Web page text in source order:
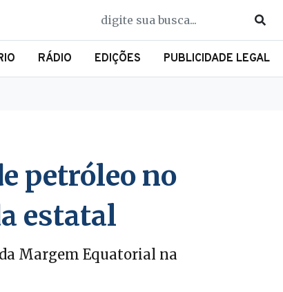
RÁDIO EDIÇÕES PUBLICIDADE LEGAL
petróleo no
estatal
Margem Equatorial na